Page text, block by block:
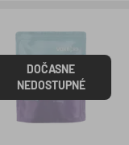
DOČASNE
NEDOSTUPNÉ